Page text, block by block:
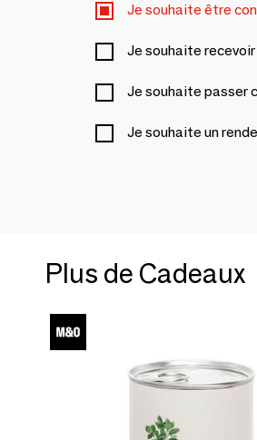
Je souhaite être
Je souhaite
Je souhaite passer
Je souhaite un
Plus de Cadeaux